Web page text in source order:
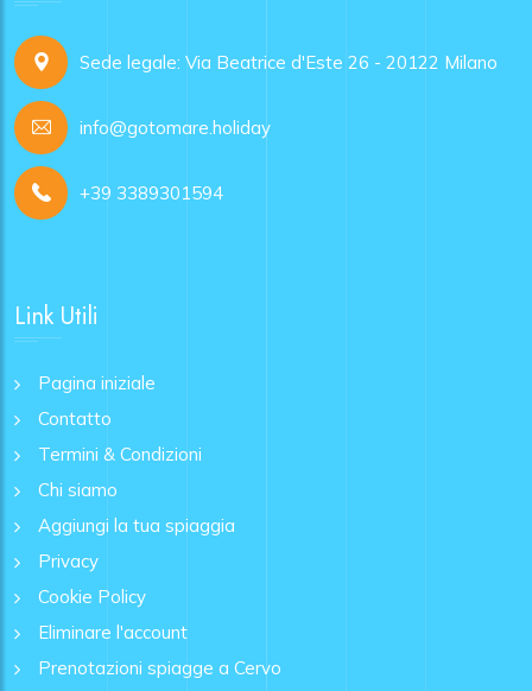
Sede legale: Via Beatrice d'Este 26 - 20122 Milano
info@gotomare.holiday
+39 3389301594
Link Utili
Pagina iniziale
Contatto
Termini & Condizioni
Chi siamo
Aggiungi la tua spiaggia
Privacy
Cookie Policy
Eliminare l'account
Prenotazioni spiagge a Cervo